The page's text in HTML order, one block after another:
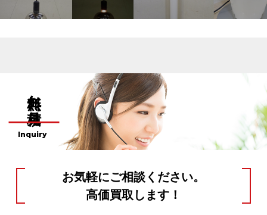
無料お見積り
Inquiry
お気軽にご相談ください。
高価買取します！